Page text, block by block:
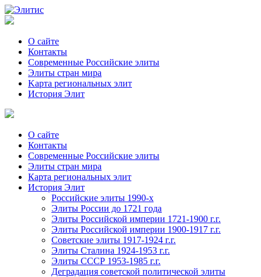
О сайте
Контакты
Современные Российские элиты
Элиты стран мира
Kартa региональных элит
История Элит
О сайте
Контакты
Современные Российские элиты
Элиты стран мира
Картa региональных элит
История Элит
Российские элиты 1990-х
Элиты России до 1721 года
Элиты Российской империи 1721-1900 г.г.
Элиты Российской империи 1900-1917 г.г.
Советские элиты 1917-1924 г.г.
Элиты Сталина 1924-1953 г.г.
Элиты СССР 1953-1985 г.г.
Деградация советской политической элиты